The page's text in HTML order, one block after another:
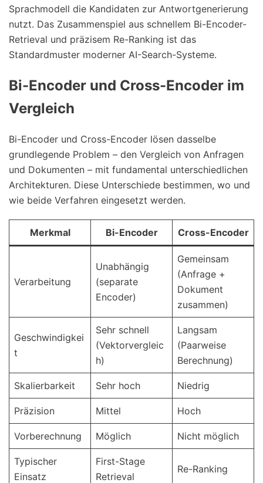
Sprachmodell die Kandidaten zur Antwortgenerierung
nutzt. Das Zusammenspiel aus schnellem Bi-Encoder-
Retrieval und präzisem Re-Ranking ist das
Standardmuster moderner AI-Search-Systeme.
Bi-Encoder und Cross-Encoder im
Vergleich
Bi-Encoder und Cross-Encoder lösen dasselbe
grundlegende Problem – den Vergleich von Anfragen
und Dokumenten – mit fundamental unterschiedlichen
Architekturen. Diese Unterschiede bestimmen, wo und
wie beide Verfahren eingesetzt werden.
Merkmal Bi-Encoder Cross-Encoder
Verarbeitung
Unabhängig
(separate
Encoder)
Gemeinsam
(Anfrage +
Dokument
zusammen)
Geschwindigkei
t
Sehr schnell
(Vektorvergleic
h)
Langsam
(Paarweise
Berechnung)
Skalierbarkeit Sehr hoch Niedrig
Präzision Mittel Hoch
Vorberechnung Möglich Nicht möglich
Typischer
Einsatz
First-Stage
Retrieval
Re-Ranking